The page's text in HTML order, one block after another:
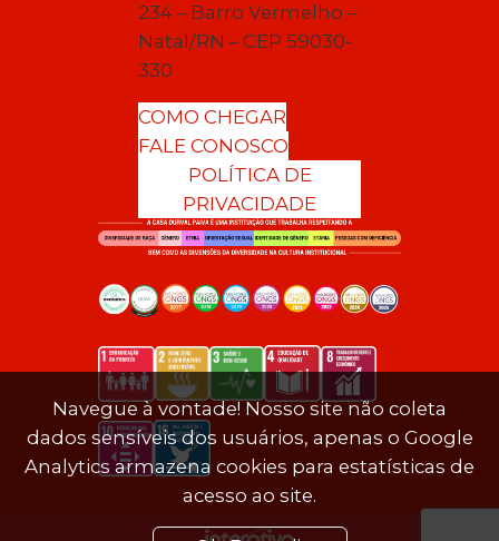
234 – Barro Vermelho –
Natal/RN – CEP 59030-
330
COMO CHEGAR
FALE CONOSCO
POLÍTICA DE
PRIVACIDADE
Navegue à vontade! Nosso site não coleta
dados sensíveis dos usuários, apenas o Google
Analytics armazena cookies para estatísticas de
acesso ao site.